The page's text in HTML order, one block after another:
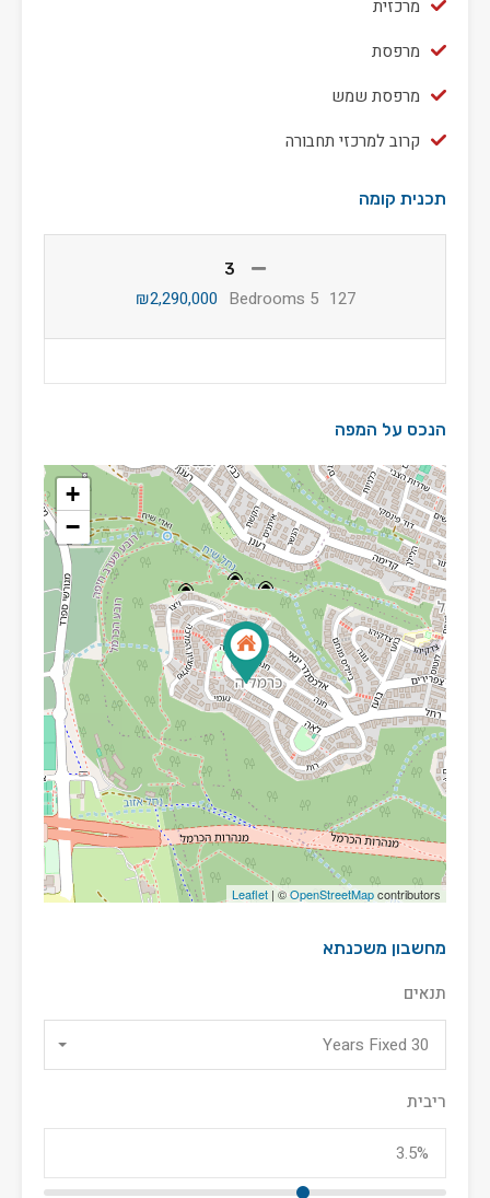
מרכזית
מרפסת
מרפסת שמש
קרוב למרכזי תחבורה
תכנית קומה
3
127
5 Bedrooms
₪2,290,000
הנכס על המפה
+
−
Leaflet | ©OpenStreetMapcontributors
מחשבון משכנתא
תנאים
30 Years Fixed
ריבית